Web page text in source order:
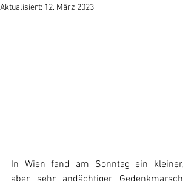
Aktualisiert: 12. März 2023
In Wien fand am Sonntag ein kleiner,